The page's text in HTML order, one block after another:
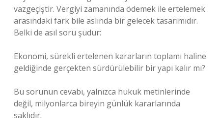
vazgeçiştir. Vergiyi zamanında ödemek ile ertelemek
arasındaki fark bile aslında bir gelecek tasarımıdır.
Belki de asıl soru şudur:
Ekonomi, sürekli ertelenen kararların toplamı haline
geldiğinde gerçekten sürdürülebilir bir yapı kalır mı?
Bu sorunun cevabı, yalnızca hukuk metinlerinde
değil, milyonlarca bireyin günlük kararlarında
saklıdır.